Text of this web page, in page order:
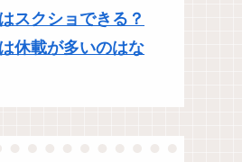
スクショできる？
休載が多いのはな